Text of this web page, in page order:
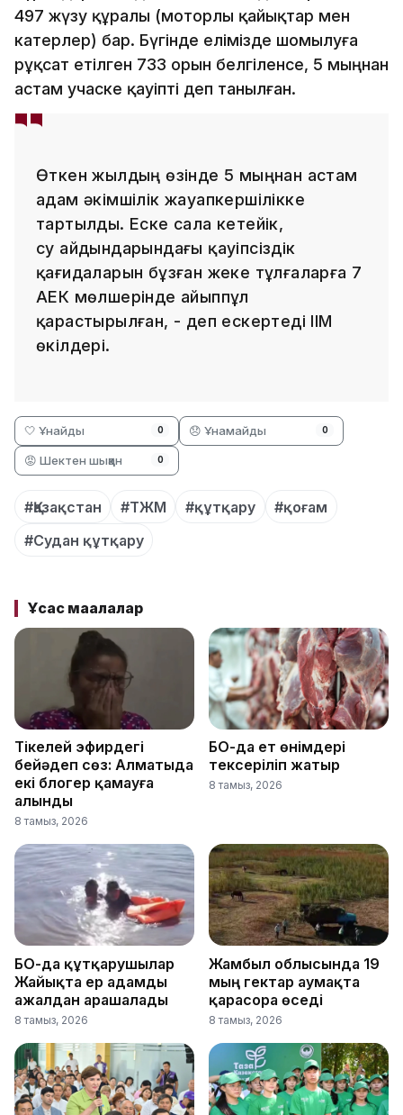
497 жүзу құралы (моторлы қайықтар мен
катерлер) бар. Бүгінде елімізде шомылуға
рұқсат етілген 733 орын белгіленсе, 5 мыңнан
астам учаске қауіпті деп танылған.
Өткен жылдың өзінде 5 мыңнан астам
адам әкімшілік жауапкершілікке
тартылды. Еске сала кетейік,
су айдындарындағы қауіпсіздік
қағидаларын бұзған жеке тұлғаларға 7
АЕК мөлшерінде айыппұл
қарастырылған, - деп ескертеді ІІМ
өкілдері.
🤍 Ұнайды 0 😞 Ұнамайды 0
😡 Шектен шыққан 0
#Қазақстан #ТЖМ #құтқару
#қоғам
#Судан құтқару
Ұқсас мақалалар
Тікелей эфирдегі
бейәдеп сөз: Алматыда
екі блогер қамауға
алынды
8 тамыз, 2026
БҚО-да ет өнімдері
тексеріліп жатыр
8 тамыз, 2026
БҚО-да құтқарушылар
Жайықта ер адамды
ажалдан арашалады
8 тамыз, 2026
Жамбыл облысында 19
мың гектар аумақта
қарасора өседі
8 тамыз, 2026